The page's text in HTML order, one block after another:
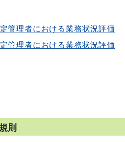
管理者における業務状況評価
管理者における業務状況評価
則